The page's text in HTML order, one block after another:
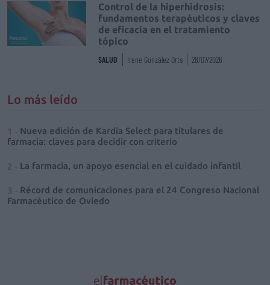
Control de la hiperhidrosis:
fundamentos terapéuticos y claves
de eficacia en el tratamiento
tópico
SALUD Irene González Orts 28/07/2026
Lo más leído
Nueva edición de Kardia Select para titulares de
farmacia: claves para decidir con criterio
La farmacia, un apoyo esencial en el cuidado infantil
Récord de comunicaciones para el 24 Congreso Nacional
Farmacéutico de Oviedo